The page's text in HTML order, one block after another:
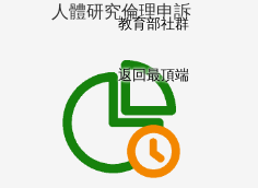
人體研究倫理申訴
教育部社群
返回最頂端